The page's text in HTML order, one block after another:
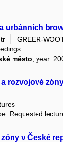
urbánních
GREER-
město, year:
a rozvojové
Requested
zóny v České